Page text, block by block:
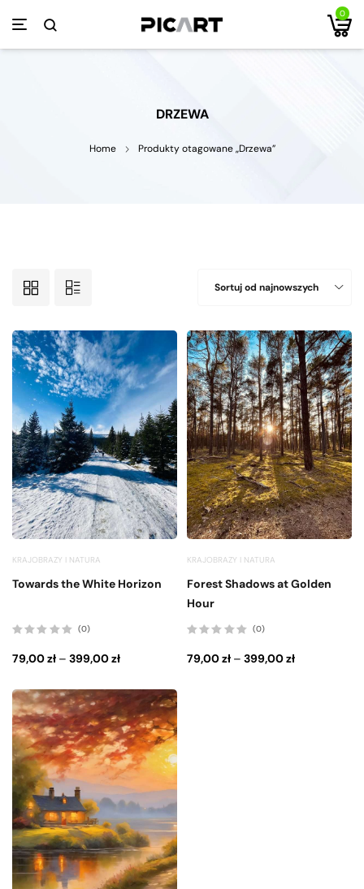
0
DRZEWA
Home Produkty otagowane „Drzewa”
Sortuj od najnowszych
KRAJOBRAZY I NATURA
Towards the White Horizon
0
na
(0)
79,00zł – 399,00zł
KRAJOBRAZY I NATURA
Forest Shadows at Golden
Hour
0
na
(0)
79,00zł – 399,00zł